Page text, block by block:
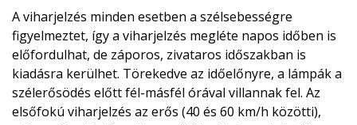
A viharjelzés minden esetben a szélsebességre
figyelmeztet, így a viharjelzés megléte napos időben is
előfordulhat, de záporos, zivataros időszakban is
kiadásra kerülhet. Törekedve az időelőnyre, a lámpák a
szélerősödés előtt fél-másfél órával villannak fel. Az
elsőfokú viharjelzés az erős (40 és 60 km/h közötti),